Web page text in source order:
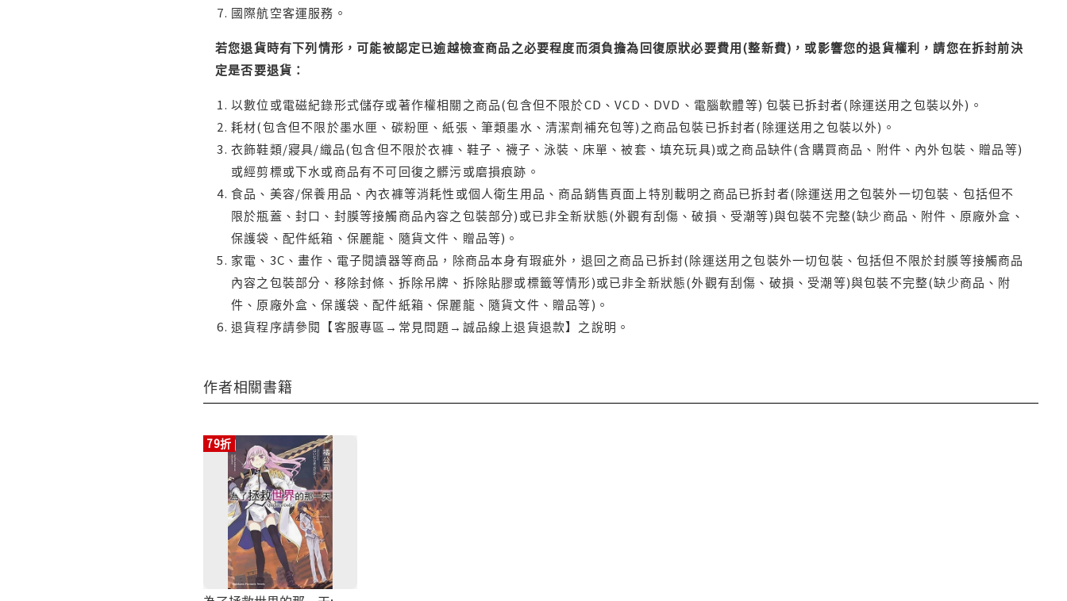
國際航空客運服務。
若您退貨時有下列情形，可能被認定已逾越檢查商品之必要程度而須負擔為回復原狀必要費用(整新費)，或影響您的退貨權利，請您在拆封前決
定是否要退貨：
以數位或電磁紀錄形式儲存或著作權相關之商品(包含但不限於CD、VCD、DVD、電腦軟體等) 包裝已拆封者(除運送用之包裝以外)。
耗材(包含但不限於墨水匣、碳粉匣、紙張、筆類墨水、清潔劑補充包等)之商品包裝已拆封者(除運送用之包裝以外)。
衣飾鞋類/寢具/織品(包含但不限於衣褲、鞋子、襪子、泳裝、床單、被套、填充玩具)或之商品缺件(含購買商品、附件、內外包裝、贈品等)
或經剪標或下水或商品有不可回復之髒污或磨損痕跡。
食品、美容/保養用品、內衣褲等消耗性或個人衛生用品、商品銷售頁面上特別載明之商品已拆封者(除運送用之包裝外一切包裝、包括但不
限於瓶蓋、封口、封膜等接觸商品內容之包裝部分)或已非全新狀態(外觀有刮傷、破損、受潮等)與包裝不完整(缺少商品、附件、原廠外盒、
保護袋、配件紙箱、保麗龍、隨貨文件、贈品等)。
家電、3C、畫作、電子閱讀器等商品，除商品本身有瑕疵外，退回之商品已拆封(除運送用之包裝外一切包裝、包括但不限於封膜等接觸商品
內容之包裝部分、移除封條、拆除吊牌、拆除貼膠或標籤等情形)或已非全新狀態(外觀有刮傷、破損、受潮等)與包裝不完整(缺少商品、附
件、原廠外盒、保護袋、配件紙箱、保麗龍、隨貨文件、贈品等)。
退貨程序請參閱【客服專區→常見問題→誠品線上退貨退款】之說明。
作者相關書籍
79折